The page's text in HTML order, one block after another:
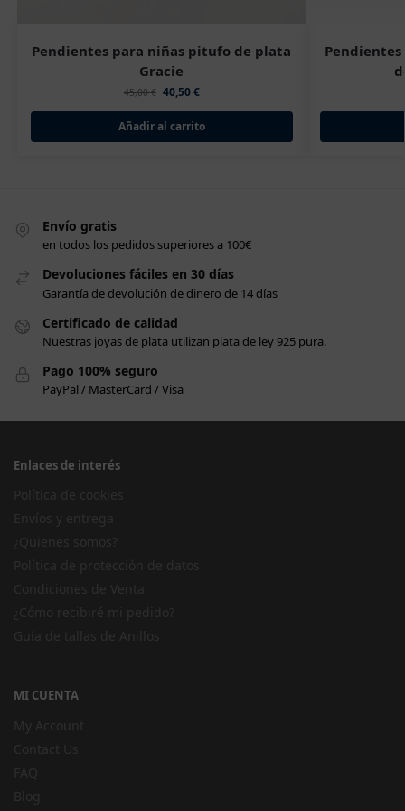
Pendientes para niñas pitufo de plata
Gracie
45,00€ 40,50€
Añadir al carrito
Envío gratis
en todos los pedidos superiores a 100€
Devoluciones fáciles en 30 días
Garantía de devolución de dinero de 14 días
Certificado de calidad
Nuestras joyas de plata utilizan plata de ley 925 pura.
Pago 100% seguro
PayPal / MasterCard / Visa
Enlaces de interés
MI CUENTA